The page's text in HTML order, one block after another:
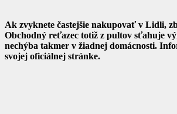
Ak zvyknete častejšie nakupovať v Lidli,
Obchodný reťazec totiž z pultov sťahuje
nechýba takmer v žiadnej domácnosti.
svojej oficiálnej stránke.